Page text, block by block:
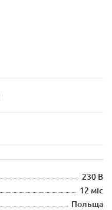
230 В
12 міс
Польща